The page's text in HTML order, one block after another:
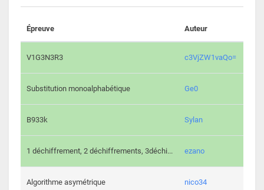
Épreuve Auteur
V1G3N3R3 c3VjZW1vaQo=
Substitution monoalphabétique Ge0
B933k Sylan
1 déchiffrement, 2 déchiffrements, 3déchi... ezano
Algorithme asymétrique nico34